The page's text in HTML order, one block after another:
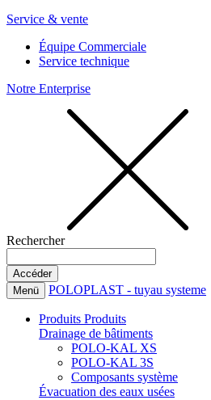
Service & vente
Équipe Commerciale
Service technique
Notre Enterprise
Rechercher
Menü POLOPLAST - tuyau systeme
Produits Produits
Drainage de bâtiments
POLO-KAL XS
POLO-KAL 3S
Composants système
Évacuation des eaux usées